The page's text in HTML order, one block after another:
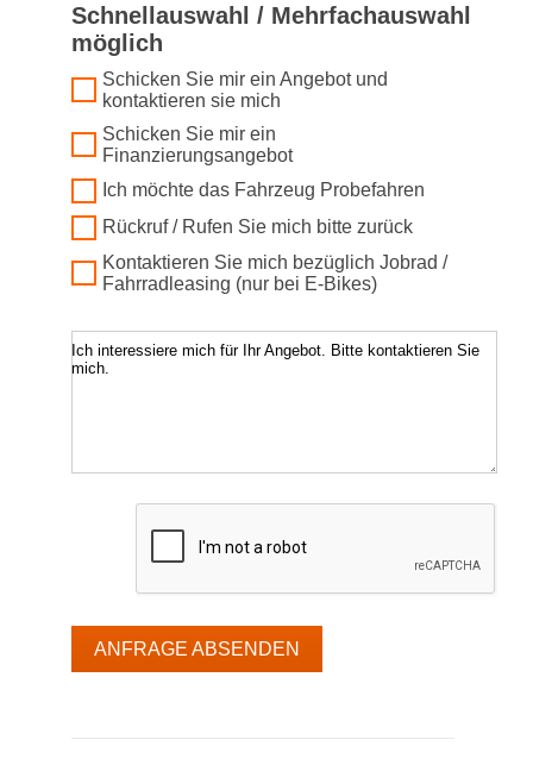
Schnellauswahl / Mehrfachauswahl
möglich
Schicken Sie mir ein Angebot und
kontaktieren sie mich
Schicken Sie mir ein
Finanzierungsangebot
Ich möchte das Fahrzeug Probefahren
Rückruf / Rufen Sie mich bitte zurück
Kontaktieren Sie mich bezüglich Jobrad /
Fahrradleasing (nur bei E-Bikes)
Ich interessiere mich für Ihr Angebot. Bitte kontaktieren Sie
mich.
ANFRAGE ABSENDEN